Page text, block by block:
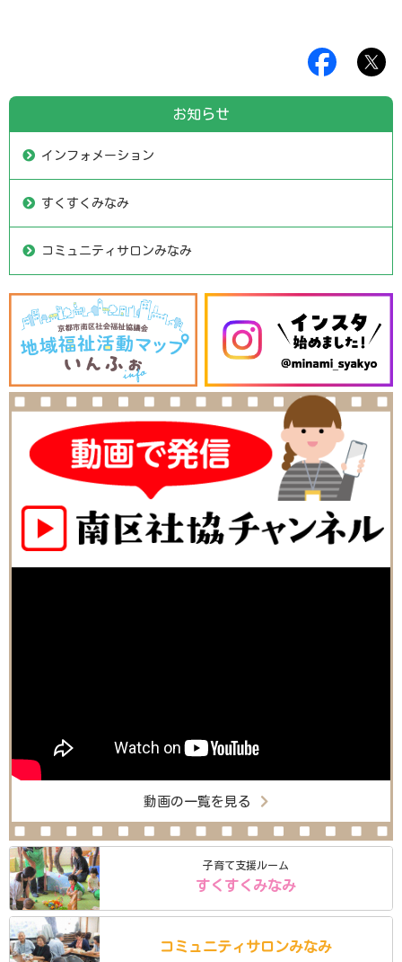
お知らせ
インフォメーション
すくすくみなみ
コミュニティサロンみなみ
動画の一覧を見る
子育て支援ルーム
すくすくみなみ
コミュニティ サロンみなみ